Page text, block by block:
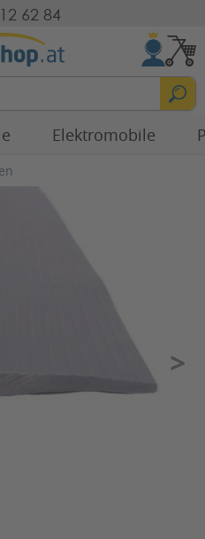
62 84
Elektromobile